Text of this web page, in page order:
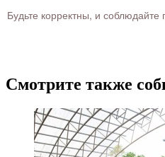
Будьте корректны, и соблюдайте
Смотрите также